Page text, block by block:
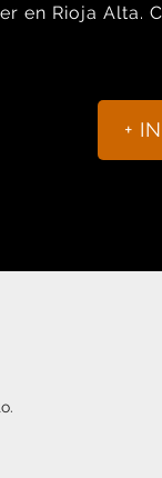
en Rioja Alta.
+